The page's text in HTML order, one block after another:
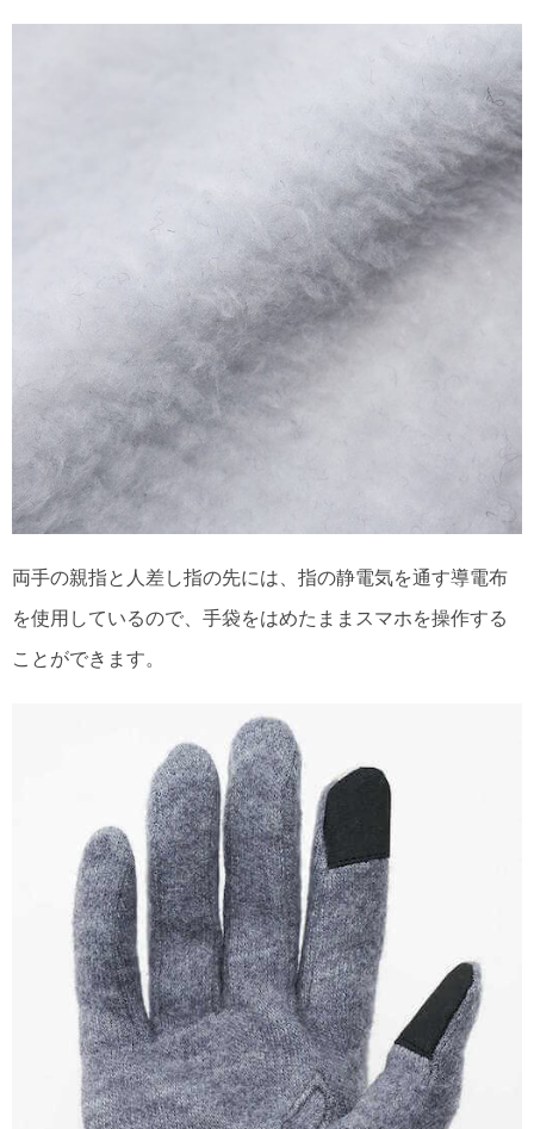
両手の親指と人差し指の先には、指の静電気を通す導電布
を使用しているので、手袋をはめたままスマホを操作する
ことができます。